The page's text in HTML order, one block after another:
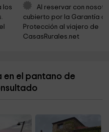
18,9 km
19,5 km
los
Al reservar con
cubierto por la Garantía
Protección al viajero de
CasasRurales.net
en el pantano de